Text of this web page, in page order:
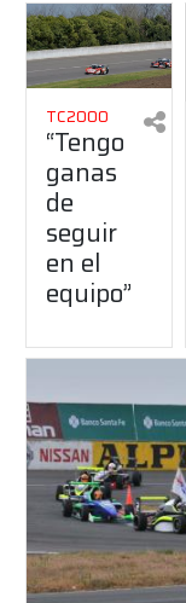
TC2000
“Tengo
ganas
de
seguir
en el
equipo”